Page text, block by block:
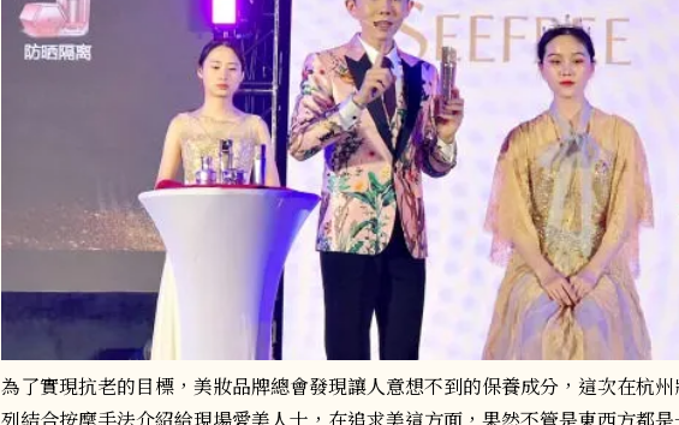
為了實現抗老的目標，美妝品牌總會發現讓人意想不到的保養成分，這次在杭州